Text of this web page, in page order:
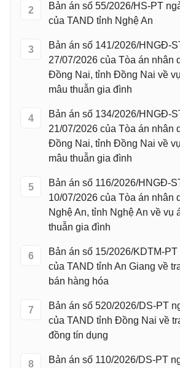
2
Bản án số 55/2026/HS-PT
của TAND tỉnh Nghệ An
3
Bản án số 141/2026/HNGĐ-
27/07/2026 của Tòa án nhân
Đồng Nai, tỉnh Đồng Nai về
mâu thuẫn gia đình
4
Bản án số 134/2026/HNGĐ-
21/07/2026 của Tòa án nhân
Đồng Nai, tỉnh Đồng Nai về
mâu thuẫn gia đình
5
Bản án số 116/2026/HNGĐ-
10/07/2026 của Tòa án nhân
Nghệ An, tỉnh Nghệ An về vụ
thuẫn gia đình
6
Bản án số 15/2026/KDTM-
của TAND tỉnh An Giang về
bán hàng hóa
7
Bản án số 520/2026/DS-PT
của TAND tỉnh Đồng Nai về
đồng tín dụng
8 Bản án số 110/2026/DS-PT